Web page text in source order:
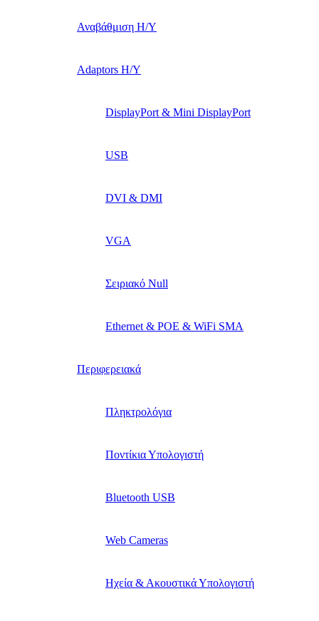
Αναβάθμιση Η/Υ
Adaptors Η/Υ
DisplayPort & Mini DisplayPort
USB
DVI & DMI
VGA
Σειριακό Null
Ethernet & POE & WiFi SMA
Περιφερειακά
Πληκτρολόγια
Ποντίκια Υπολογιστή
Bluetooth USB
Web Cameras
Ηχεία & Ακουστικά Υπολογιστή